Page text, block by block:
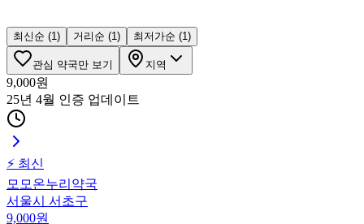
최신순 (1) 거리순 (1) 최저가순 (1)
관심 약국만 보기 지역
9,000원
25년 4월 인증 업데이트
⚡ 최신
모모온누리약국
서울시 서초구
9,000원